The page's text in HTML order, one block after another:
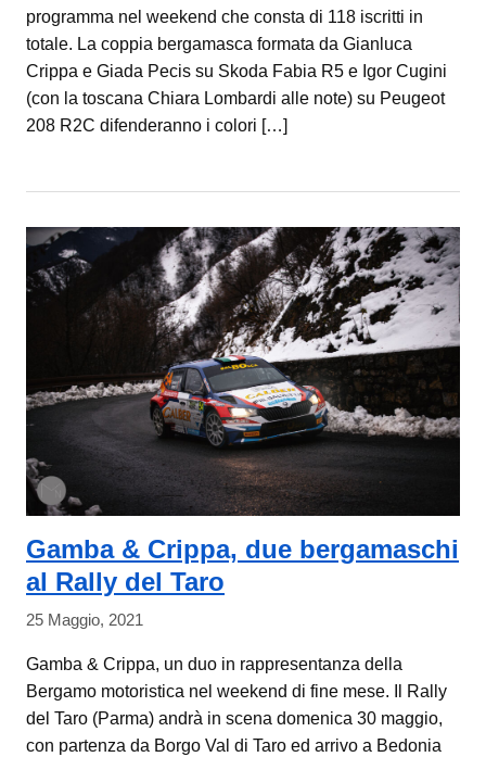
programma nel weekend che consta di 118 iscritti in
totale. La coppia bergamasca formata da Gianluca
Crippa e Giada Pecis su Skoda Fabia R5 e Igor Cugini
(con la toscana Chiara Lombardi alle note) su Peugeot
208 R2C difenderanno i colori […]
Gamba & Crippa, due bergamaschi
al Rally del Taro
25 Maggio, 2021
Gamba & Crippa, un duo in rappresentanza della
Bergamo motoristica nel weekend di fine mese. Il Rally
del Taro (Parma) andrà in scena domenica 30 maggio,
con partenza da Borgo Val di Taro ed arrivo a Bedonia